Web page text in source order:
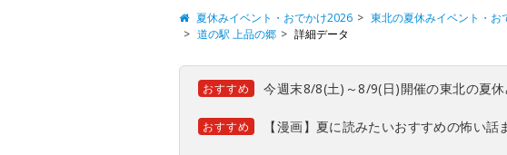
夏休みイベント・おでかけ2026 東北の夏休みイベント・お
道の駅 上品の郷
詳細データ
おすすめ 今週末8/8(土)～8/9(日)開催の東北の夏
おすすめ 【漫画】夏に読みたいおすすめの怖い話